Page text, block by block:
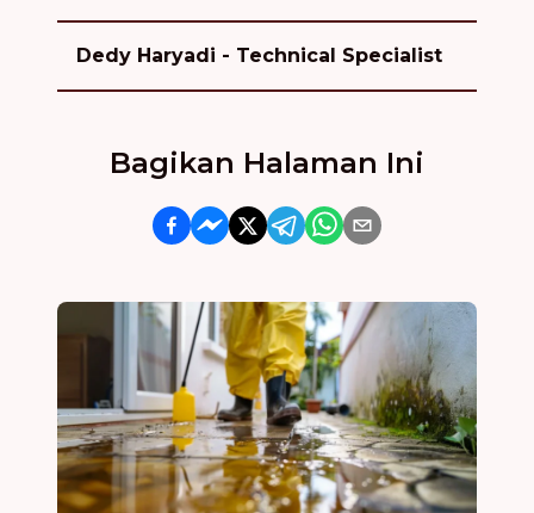
Dedy Haryadi - Technical Specialist
Bagikan Halaman Ini